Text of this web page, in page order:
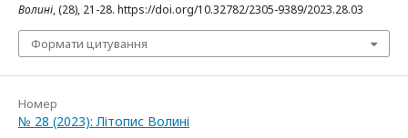
Волині, (28), 21-28. https://doi.org/10.32782/2305-9389/2023.28.03
Формати цитування
Номер
№ 28 (2023): Літопис Волині